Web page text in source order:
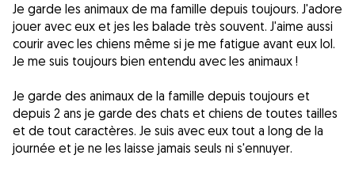
Je garde les animaux de ma famille depuis toujours. J'adore
jouer avec eux et jes les balade très souvent. J'aime aussi
courir avec les chiens même si je me fatigue avant eux lol.
Je me suis toujours bien entendu avec les animaux !
Je garde des animaux de la famille depuis toujours et
depuis 2 ans je garde des chats et chiens de toutes tailles
et de tout caractères. Je suis avec eux tout a long de la
journée et je ne les laisse jamais seuls ni s'ennuyer.